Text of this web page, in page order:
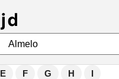
E F G H
I